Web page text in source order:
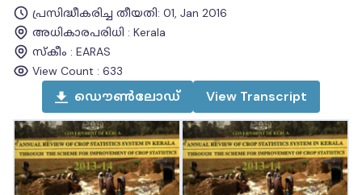
പ്രസിദ്ധീകരിച്ച തീയതി: 01, Jan 2016
അധികാരപരിധി : Kerala
സ്കീം : EARAS
View Count : 633
ഡൌൺലോഡ് View Transcript